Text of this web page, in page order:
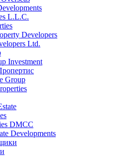
L.L.C.
Developers
Ltd.
Investment
Group
DMCC
Developments